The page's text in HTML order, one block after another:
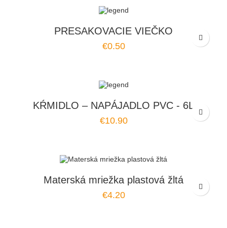
PRESAKOVACIE VIEČKO
€0.50
KŔMIDLO – NAPÁJADLO PVC - 6L
€10.90
Materská mriežka plastová žltá
€4.20